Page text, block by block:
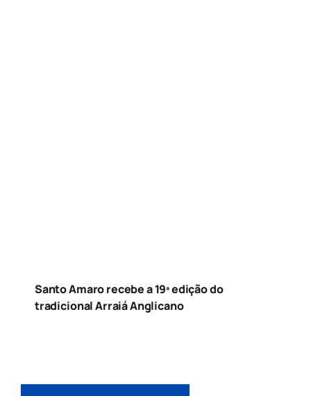
Santo Amaro recebe a 19ª edição do
tradicional Arraiá Anglicano